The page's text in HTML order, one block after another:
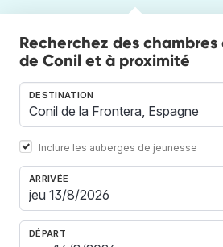
Recherchez des
de Conil et à proximité
DESTINATION
Inclure les auberges de jeunesse
ARRIVÉE
DÉPART